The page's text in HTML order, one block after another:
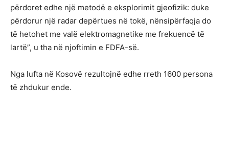
përdoret edhe një metodë e eksplorimit gjeofizik: duke
përdorur një radar depërtues në tokë, nënsipërfaqja do
të hetohet me valë elektromagnetike me frekuencë të
lartë”, u tha në njoftimin e FDFA-së.
Nga lufta në Kosovë rezultojnë edhe rreth 1600 persona
të zhdukur ende.